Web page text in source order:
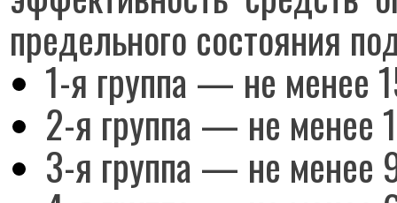
предельного состояния
1-я группа — не менее
2-я группа — не менее
3-я группа — не менее